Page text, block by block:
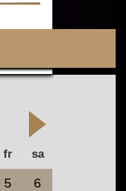
fr sa
5 6